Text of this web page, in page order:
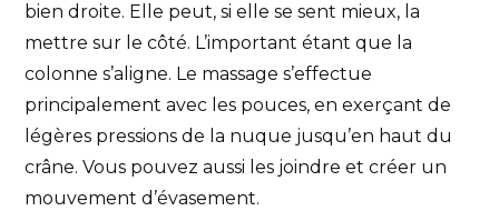
bien droite. Elle peut, si elle se sent mieux, la
mettre sur le côté. L’important étant que la
colonne s’aligne. Le massage s’effectue
principalement avec les pouces, en exerçant de
légères pressions de la nuque jusqu’en haut du
crâne. Vous pouvez aussi les joindre et créer un
mouvement d’évasement.